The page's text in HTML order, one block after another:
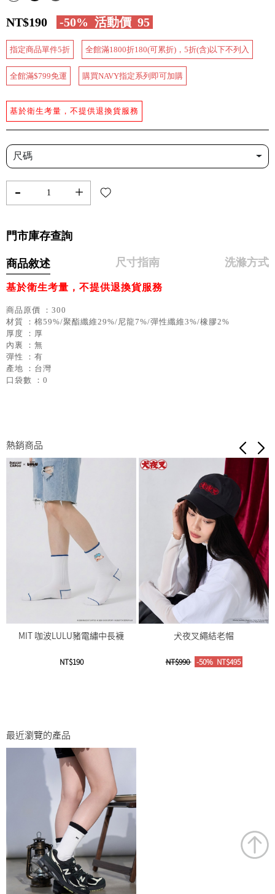
NT$190 -50% 活動價 95
指定商品單件5折 全館滿1800折180(可累折)，5折(含)以下不列入
全館滿$799免運 購買NAVY指定系列即可加購
基於衛生考量，不提供退換貨服務
尺碼
- +
門市庫存查詢
商品敘述 尺寸指南 洗滌方式
基於衛生考量，不提供退換貨服務
商品原價 ：300
材質 ：棉59%/聚酯纖維29%/尼龍7%/彈性纖維3%/橡膠2%
厚度 ：厚
內裏 ：無
彈性 ：有
產地 ：台灣
口袋數 ：0
熱銷商品
MIT 咖波LULU豬電繡中長襪
NT$190
犬夜叉繩結老帽
NT$990 -50% NT$495
最近瀏覽的產品